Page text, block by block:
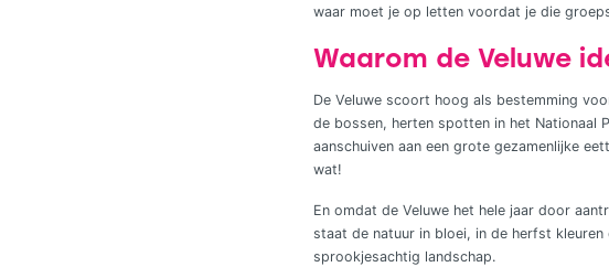
waar moet je op letten voordat je die
Waarom de Veluwe
De Veluwe scoort hoog als bestemming
de bossen, herten spotten in het Nationaal
aanschuiven aan een grote gezamenlijke
wat!
En omdat de Veluwe het hele jaar door
staat de natuur in bloei, in de herfst
sprookjesachtig landschap.